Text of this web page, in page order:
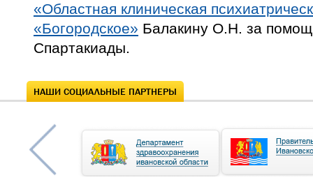
«Областная клиническая
«Богородское» Балакину О.Н. за
Спартакиады.
НАШИ СОЦИАЛЬНЫЕ ПАРТНЕРЫ